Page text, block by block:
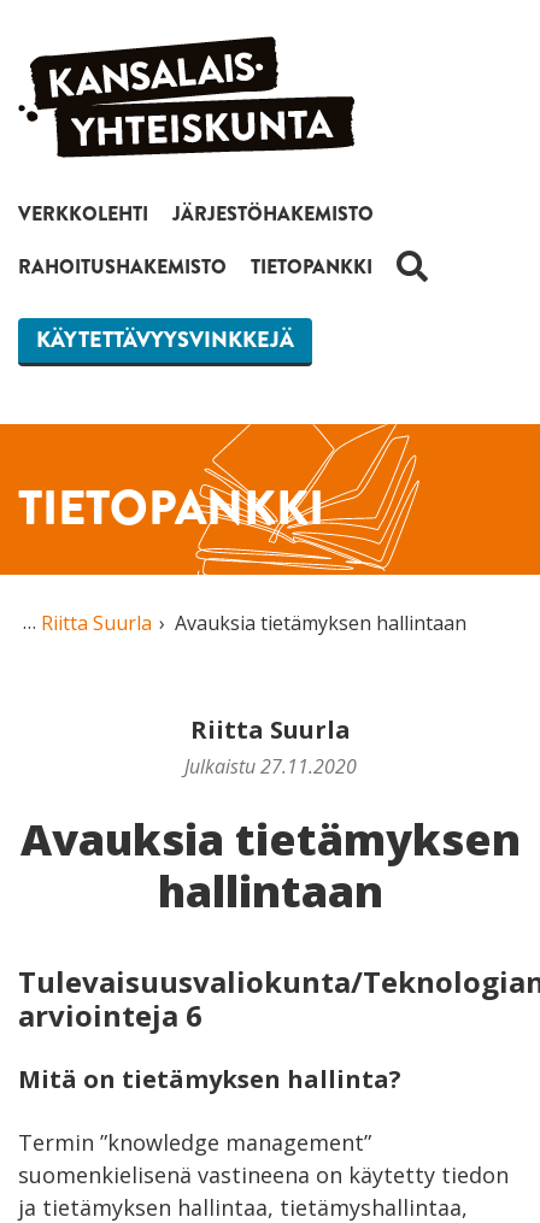
Siirry sisältöön
VERKKOLEHTI
JÄRJESTÖHAKEMISTO
RAHOITUSHAKEMISTO
TIETOPANKKI HAKU
KÄYTETTÄVYYSVINKKEJÄ
TIETOPANKKI
Riitta Suurla Avauksia tietämyksen hallintaan
Riitta Suurla
Julkaistu 27.11.2020
Avauksia tietämyksen
hallintaan
Tulevaisuusvaliokunta/
arviointeja 6
Mitä on tietämyksen hallinta?
Termin ”knowledge management”
suomenkielisenä vastineena on käytetty tiedon
ja tietämyksen hallintaa, tietämyshallintaa,